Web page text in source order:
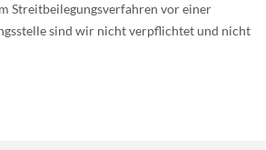
Streitbeilegungsverfahren vor einer
sind wir nicht verpflichtet und nicht